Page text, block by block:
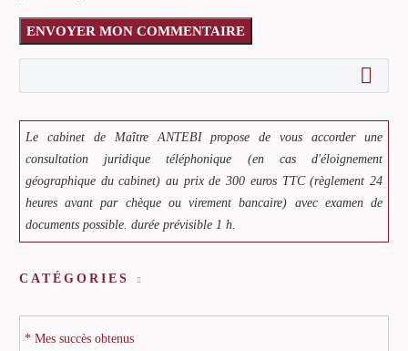
ENVOYER MON COMMENTAIRE
Le cabinet de Maître ANTEBI propose de vous accorder une
consultation juridique téléphonique (en cas d'éloignement
géographique du cabinet) au prix de 300 euros TTC (règlement 24
heures avant par chèque ou virement bancaire) avec examen de
documents possible. durée prévisible 1 h.
CATÉGORIES
* Mes succès obtenus